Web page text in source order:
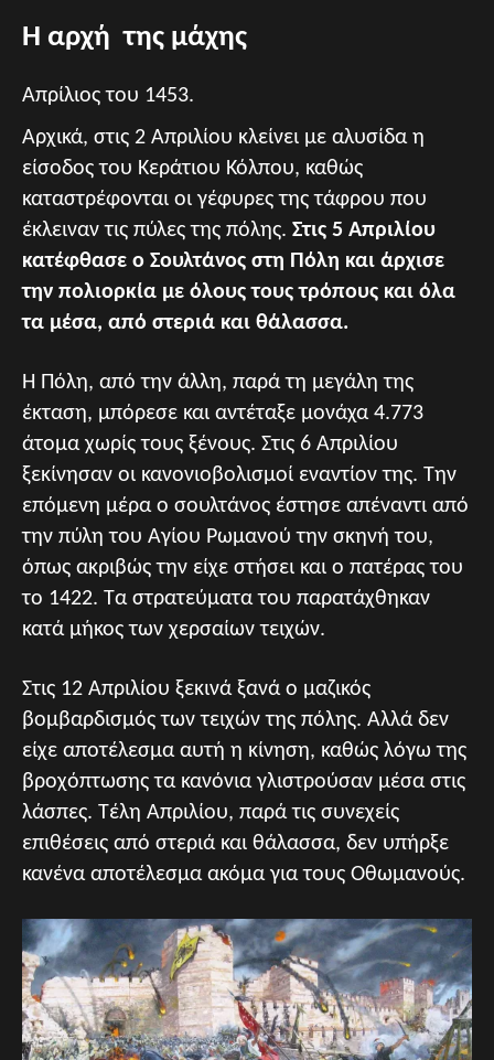
Η αρχή της μάχης
Απρίλιος του 1453.
Αρχικά, στις 2 Απριλίου κλείνει με αλυσίδα η
είσοδος του Κεράτιου Κόλπου, καθώς
καταστρέφονται οι γέφυρες της τάφρου που
έκλειναν τις πύλες της πόλης. Στις 5 Απριλίου
κατέφθασε ο Σουλτάνος στη Πόλη και άρχισε
την πολιορκία με όλους τους τρόπους και όλα
τα μέσα, από στεριά και θάλασσα.
Η Πόλη, από την άλλη, παρά τη μεγάλη της
έκταση, μπόρεσε και αντέταξε μονάχα 4.773
άτομα χωρίς τους ξένους. Στις 6 Απριλίου
ξεκίνησαν οι κανονιοβολισμοί εναντίον της. Την
επόμενη μέρα ο σουλτάνος έστησε απέναντι από
την πύλη του Αγίου Ρωμανού την σκηνή του,
όπως ακριβώς την είχε στήσει και ο πατέρας του
το 1422. Τα στρατεύματα του παρατάχθηκαν
κατά μήκος των χερσαίων τειχών.
Στις 12 Απριλίου ξεκινά ξανά ο μαζικός
βομβαρδισμός των τειχών της πόλης. Αλλά δεν
είχε αποτέλεσμα αυτή η κίνηση, καθώς λόγω της
βροχόπτωσης τα κανόνια γλιστρούσαν μέσα στις
λάσπες. Τέλη Απριλίου, παρά τις συνεχείς
επιθέσεις από στεριά και θάλασσα, δεν υπήρξε
κανένα αποτέλεσμα ακόμα για τους Οθωμανούς.